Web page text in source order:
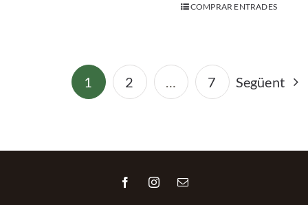
COMPRAR ENTRADES
1 2 … 7 Següent